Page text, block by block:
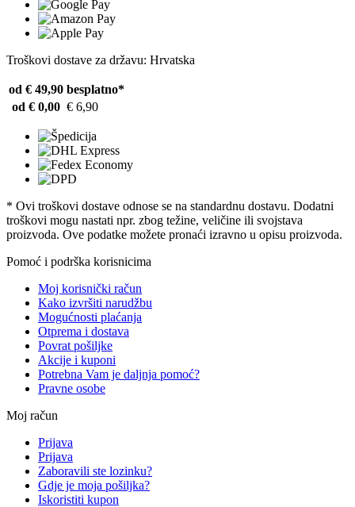
Troškovi dostave za državu: Hrvatska
od € 49,90 besplatno*
od € 0,00 € 6,90
* Ovi troškovi dostave odnose se na standardnu ​​dostavu. Dodatni
troškovi mogu nastati npr. zbog težine, veličine ili svojstava
proizvoda. Ove podatke možete pronaći izravno u opisu proizvoda.
Pomoć i podrška korisnicima
Moj korisnički račun
Kako izvršiti narudžbu
Mogućnosti plaćanja
Otprema i dostava
Povrat pošiljke
Akcije i kuponi
Potrebna Vam je daljnja pomoć?
Pravne osobe
Moj račun
Prijava
Prijava
Zaboravili ste lozinku?
Gdje je moja pošiljka?
Iskoristiti kupon